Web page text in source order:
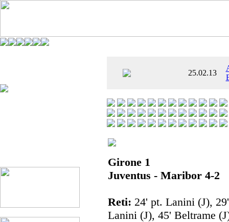
25.02.13
Girone 1
Juventus - Maribor 4-2
Reti: 24' pt. Lanini (J),
Lanini (J), 45' Beltrame